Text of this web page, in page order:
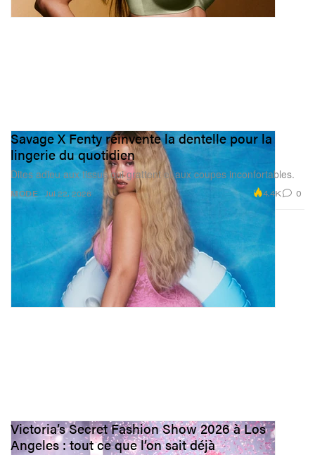
MODE
Savage X Fenty réinvente la dentelle pour la
lingerie du quotidien
Dites adieu aux tissus qui grattent et aux coupes inconfortables.
Jul 22, 2026 4.4K 0
Victoria’s Secret Fashion Show 2026 à Los
Angeles : tout ce que l’on sait déjà